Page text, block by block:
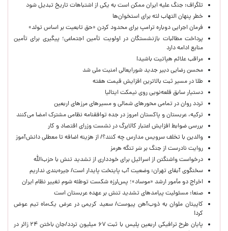
تلگراف: جنگ علیه ایران ممکن است به یکی از اشتباهات تاریخ تبدیل شود
خطر پنهان التهاب لثه برای استخوان‌ها
فرمان اجرایی دوباره ترامپ برای محدود کردن «حق تابعیت بر اساس تولد»
پرداخت مطالبات بازنشستگان در اولویت تأمین اجتماعی؛ پیگیری برای تأمین
منابع ادامه دارد
مراقب علائم هپاتیت باشید!
محسن رضایی دبیر جدید شورایعالی امنیت ملی شد
طلا در مسیر ثبت بالاترین افزایش قیمت هفته
دستیار سابق قلعه‌نویی روی نیمکت ایتالیا
تردد روان در تمامی محورهای شمالی و مسیرهای مرزهای اربعین
ترکیه، عربستان و پاکستان امروز در جده توافقنامه نظامی مشترک امضا می‌کنند
بررسی ضوابط افزایش اعتبار کالابرگ در نشست وزرای اقتصاد و کار
والدین با تخلف سرویس مدارس چه کنند؟/ از هزینه اضافه تا معطلی دانش‌آموز
روایت نادرست از جنگ بر سَر تنگه هرمز
درخواست واشنگتن از اسرائیل برای خودداری از تشدید تنش با حزب‌الله
سخنگوی آبفای تهران: وضعیت آب پایتخت پایدار است/ جیره‌بندی نداریم
اخراج دو مأمور ارشد «موساد»؛ پس‌لرزه شکست توطئه شوم تغییر نظام ایران
صنعا: مسئولیت پیامدهای تشدید تنش بر عهده عربستان است
کاپیتان ملوان به ذوب‌آهن پیوست/ سعید کریمی در عرض یک‌ماه تیم عوض
کرد!
پایان طرح ترافیکی اربعین پلیس با ثبت ۶۷ میلیون تردد/جان باختن ۲۴ زائر در